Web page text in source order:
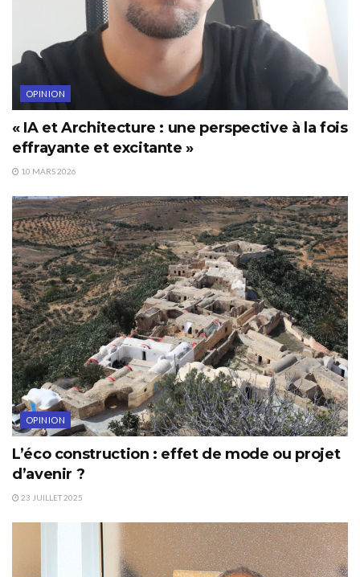
OPINION
« IA et Architecture : une perspective à la fois
effrayante et excitante »
10 MARS 2026
OPINION
L’éco construction : effet de mode ou projet
d’avenir ?
23 JUILLET 2025